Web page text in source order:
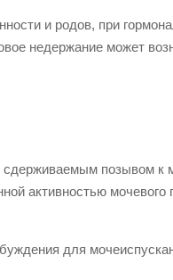
и родов, при
недержание может
позывом к
активностью
для